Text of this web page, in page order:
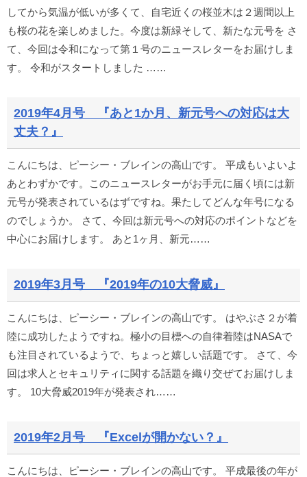
してから気温が低いが多くて、自宅近くの桜並木は２週間以上
も桜の花を楽しめました。今度は新緑そして、新たな元号を さ
て、今回は令和になって第１号のニュースレターをお届けしま
す。 令和がスタートしました ……
2019年4月号 『あと1か月、新元号への対応は大
丈夫？』
こんにちは、ピーシー・ブレインの高山です。 平成もいよいよ
あとわずかです。このニュースレターがお手元に届く頃には新
元号が発表されているはずですね。果たしてどんな年号になる
のでしょうか。 さて、今回は新元号への対応のポイントなどを
中心にお届けします。 あと1ヶ月、新元……
2019年3月号 『2019年の10大脅威』
こんにちは、ピーシー・ブレインの高山です。 はやぶさ２が着
陸に成功したようですね。極小の目標への自律着陸はNASAで
も注目されているようで、ちょっと嬉しい話題です。 さて、今
回は求人とセキュリティに関する話題を織り交ぜてお届けしま
す。 10大脅威2019年が発表され……
2019年2月号 『Excelが開かない？』
こんにちは、ピーシー・ブレインの高山です。 平成最後の年が